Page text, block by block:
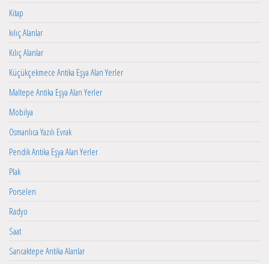
Kitap
kılıç Alanlar
Kılıç Alanlar
Küçükçekmece Antika Eşya Alan Yerler
Maltepe Antika Eşya Alan Yerler
Mobilya
Osmanlıca Yazılı Evrak
Pendik Antika Eşya Alan Yerler
Plak
Porselen
Radyo
Saat
Sancaktepe Antika Alanlar